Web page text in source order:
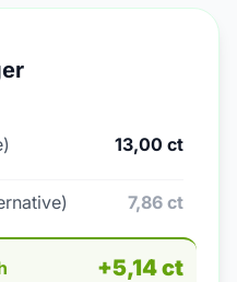
13,00 ct
7,86 ct
+5,14 ct